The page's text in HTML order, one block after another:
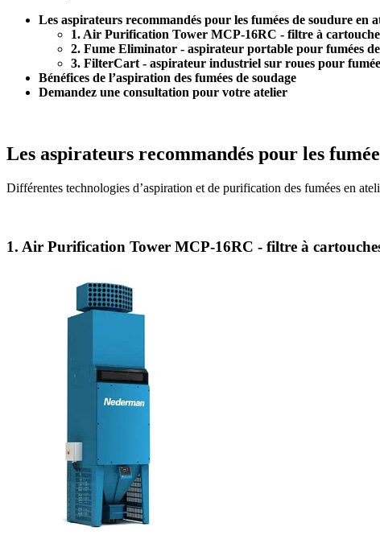
Les aspirateurs recommandés pour les fumées de soudure en
1. Air Purification Tower MCP-16RC - filtre à
2. Fume Eliminator - aspirateur portable pour fumées
3. FilterCart - aspirateur industriel sur roues pour
Bénéfices de l’aspiration des fumées de soudage
Demandez une consultation pour votre atelier
Les aspirateurs recommandés pour les
Différentes technologies d’aspiration et de purification des fumées en
1. Air Purification Tower MCP-16RC - filtre à